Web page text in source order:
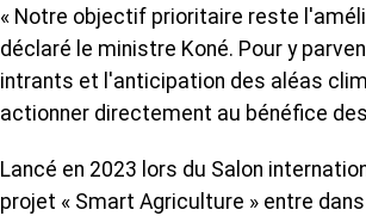
« Notre objectif prioritaire reste
déclaré le ministre Koné. Pour y
intrants et l'anticipation des aléas
actionner directement au bénéfice
Lancé en 2023 lors du Salon
projet « Smart Agriculture » entre